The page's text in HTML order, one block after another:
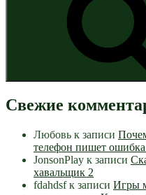
Свежие
Любовь к записи
телефон пишет
JonsonPlay к записи
хавальщик 2
fdahdsfк записи Игры